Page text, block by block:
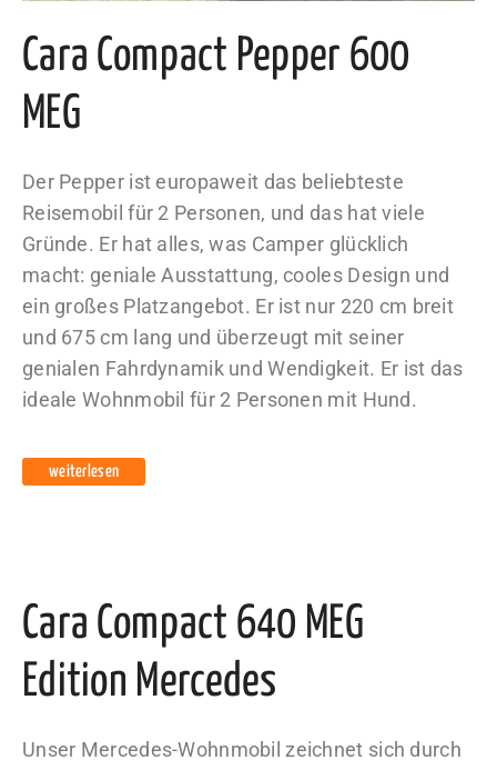
Cara Compact Pepper 600
MEG
Der Pepper ist europaweit das beliebteste
Reisemobil für 2 Personen, und das hat viele
Gründe. Er hat alles, was Camper glücklich
macht: geniale Ausstattung, cooles Design und
ein großes Platzangebot. Er ist nur 220 cm breit
und 675 cm lang und überzeugt mit seiner
genialen Fahrdynamik und Wendigkeit. Er ist das
ideale Wohnmobil für 2 Personen mit Hund.
weiterlesen
Cara Compact 640 MEG
Edition Mercedes
Unser Mercedes-Wohnmobil zeichnet sich durch